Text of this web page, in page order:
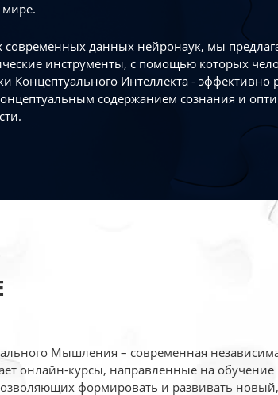
современных данных нейронаук, мы
инструменты, с помощью которых
Концептуального Интеллекта - эффективно
содержанием сознания и
Мышления – современная
онлайн-курсы, направленные на
формировать и развивать